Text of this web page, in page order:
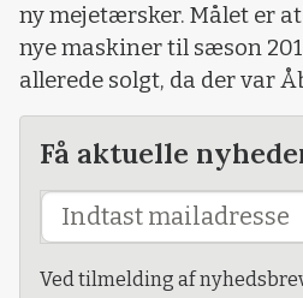
ny mejetærsker. Målet er
nye maskiner til sæson
allerede solgt, da der var
Få aktuelle
Ved tilmelding af